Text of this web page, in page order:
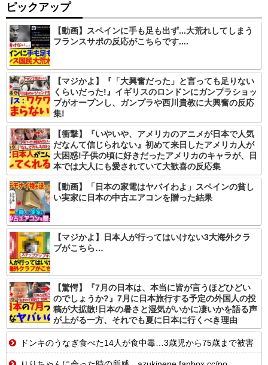
ピックアップ
【動画】スペインに手も足も出ず...大荒れしてしまう
フランスサポの反応がこちらです....
【マジかよ】『「大興奮だった」と言っても足りない
くらいだった!』イギリスのロンドンにガンプラショッ
プがオープンし、ガンプラや西川貴教に大興奮の反応
集!
【衝撃】『いやいや、アメリカのアニメが日本で人気
だなんて信じられない』初めて来日したアメリカ人が
大困惑!子供の頃に好きだったアメリカのキャラが、日
本では大人にも愛されていて大歓喜の反応集
【動画】「日本の家電はヤバイわよ」スペインの貧し
い実家に日本の中古エアコンを贈った結果
【マジかよ】日本人が行ってはいけない3大海外クラ
ブがこちら…
【驚愕】『7月の日本は、本当に皆が言うほどひどい
のでしょうか?』7月に日本旅行する予定の外国人の投
稿が大拡散!日本の暑さと湿気がいかに凄いかを語る声
が上がる一方、それでも夏に日本に行くべき理由
ドンキのうなぎ食べた14人が食中毒…3歳児から75歳まで被害